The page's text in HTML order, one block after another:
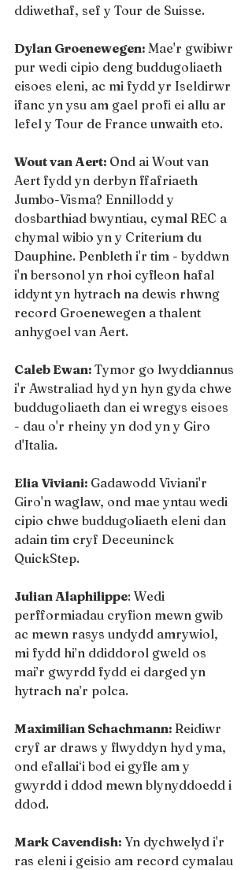
ddiwethaf, sef y Tour de Suisse.
Dylan Groenewegen: Mae'r gwibiwr
pur wedi cipio deng buddugoliaeth
eisoes eleni, ac mi fydd yr Iseldirwr
ifanc yn ysu am gael profi ei allu ar
lefel y Tour de France unwaith eto.
Wout van Aert: Ond ai Wout van
Aert fydd yn derbyn ffafriaeth
Jumbo-Visma? Ennillodd y
dosbarthiad bwyntiau, cymal REC a
chymal wibio yn y Criterium du
Dauphine. Penbleth i'r tim - byddwn
i'n bersonol yn rhoi cyfleon hafal
iddynt yn hytrach na dewis rhwng
record Groenewegen a thalent
anhygoel van Aert.
Caleb Ewan: Tymor go lwyddiannus
i'r Awstraliad hyd yn hyn gyda chwe
buddugoliaeth dan ei wregys eisoes
- dau o'r rheiny yn dod yn y Giro
d'Italia.
Elia Viviani: Gadawodd Viviani'r
Giro'n waglaw, ond mae yntau wedi
cipio chwe buddugoliaeth eleni dan
adain tim cryf Deceuninck
QuickStep.
Julian Alaphilippe: Wedi
perfformiadau cryfion mewn gwib
ac mewn rasys undydd amrywiol,
mi fydd hi’n ddiddorol gweld os
mai’r gwyrdd fydd ei darged yn
hytrach na’r polca.
Maximilian Schachmann: Reidiwr
cryf ar draws y flwyddyn hyd yma,
ond efallai‘i bod ei gyfle am y
gwyrdd i ddod mewn blynyddoedd i
ddod.
Mark Cavendish: Yn dychwelyd i'r
ras eleni i geisio am record cymalau